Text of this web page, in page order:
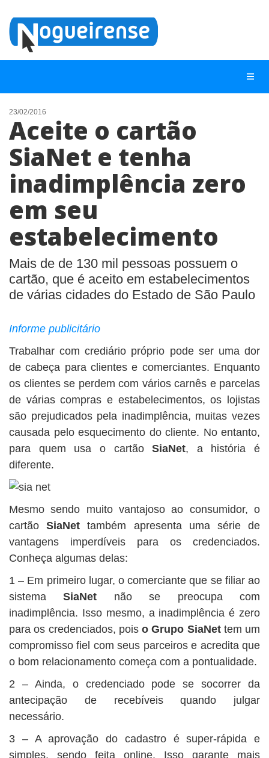
NOTÍCIAS
LISTA DIGITAL
TELEFONES ÚTEIS
CONTATO
ANUNCIE
BUSCAR
23/02/2016
Aceite o cartão
SiaNet e tenha
inadimplência zero
em seu
estabelecimento
Mais de de 130 mil pessoas possuem o
cartão, que é aceito em estabelecimentos
de várias cidades do Estado de São Paulo
Informe publicitário
Trabalhar com crediário próprio pode ser uma dor
de cabeça para clientes e comerciantes. Enquanto
os clientes se perdem com vários carnês e parcelas
de várias compras e estabelecimentos, os lojistas
são prejudicados pela inadimplência, muitas vezes
causada pelo esquecimento do cliente. No entanto,
para quem usa o cartãoSiaNet, a história é
diferente.
Mesmo sendo muito vantajoso ao consumidor, o
cartãoSiaNet também apresenta uma série de
vantagens imperdíveis para os credenciados.
Conheça algumas delas:
1 – Em primeiro lugar, o comerciante que se filiar ao
sistemaSiaNet não se preocupa com
inadimplência. Isso mesmo, a inadimplência é zero
para os credenciados, pois o Grupo SiaNettem um
compromisso fiel com seus parceiros e acredita que
o bom relacionamento começa com a pontualidade.
2 – Ainda, o credenciado pode se socorrer da
antecipação de recebíveis quando julgar
necessário.
3 – A aprovação do cadastro é super-rápida e
simples, sendo feita online. Isso garante mais